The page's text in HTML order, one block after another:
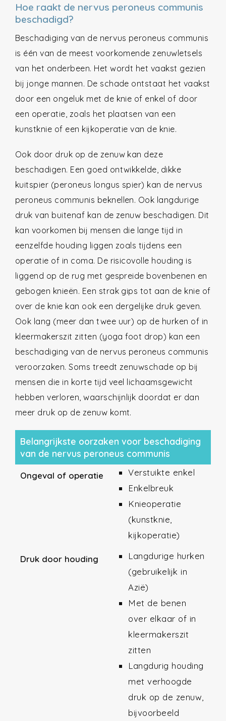
Hoe raakt de nervus peroneus communis
beschadigd?
Beschadiging van de nervus peroneus communis
is één van de meest voorkomende zenuwletsels
van het onderbeen. Het wordt het vaakst gezien
bij jonge mannen. De schade ontstaat het vaakst
door een ongeluk met de knie of enkel of door
een operatie, zoals het plaatsen van een
kunstknie of een kijkoperatie van de knie.
Ook door druk op de zenuw kan deze
beschadigen. Een goed ontwikkelde, dikke
kuitspier (peroneus longus spier) kan de nervus
peroneus communis beknellen. Ook langdurige
druk van buitenaf kan de zenuw beschadigen. Dit
kan voorkomen bij mensen die lange tijd in
eenzelfde houding liggen zoals tijdens een
operatie of in coma. De risicovolle houding is
liggend op de rug met gespreide bovenbenen en
gebogen knieën. Een strak gips tot aan de knie of
over de knie kan ook een dergelijke druk geven.
Ook lang (meer dan twee uur) op de hurken of in
kleermakerszit zitten (yoga foot drop) kan een
beschadiging van de nervus peroneus communis
veroorzaken. Soms treedt zenuwschade op bij
mensen die in korte tijd veel lichaamsgewicht
hebben verloren, waarschijnlijk doordat er dan
meer druk op de zenuw komt.
Belangrijkste oorzaken voor beschadiging
van de nervus peroneus communis
Ongeval of operatie
Verstuikte enkel
Enkelbreuk
Knieoperatie
(kunstknie,
kijkoperatie)
Druk door houding
Langdurige hurken
(gebruikelijk in
Azië)
Met de benen
over elkaar of in
kleermakerszit
zitten
Langdurig houding
met verhoogde
druk op de zenuw,
bijvoorbeeld